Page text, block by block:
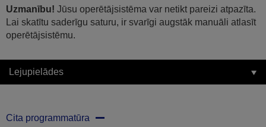
Uzmanību! Jūsu operētājsistēma var netikt pareizi atpazīta.
Lai skatītu saderīgu saturu, ir svarīgi augstāk manuāli atlasīt
operētājsistēmu.
Lejupielādes
Cita programmatūra